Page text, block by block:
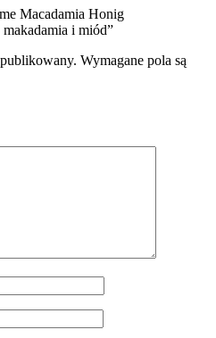
Macadamia Honig
i miód”
Wymagane pola są